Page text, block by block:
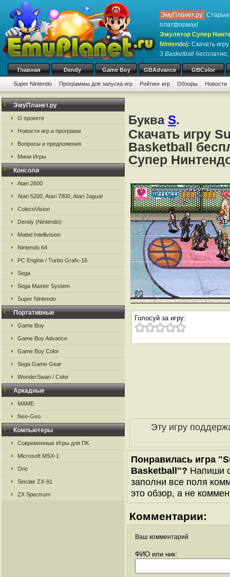
ЭмуПланет.ру: Старые
платформах!
Эмулятор Супер
Nintendo): Скачать игру
3 Basketball бесплатно,
Главная Dendy Game Boy GBAdvance GBColor
Super Nintendo Программы для запуска игр Рейтинг игр Обзоры Новости
Игры: # A B C D E F G H I
ЭмуПланет.ру
О проекте
Новости игр и программ
Вопросы и предложения
Мини Игры
Консоли
Atari 2600
Atari 5200, Atari 7800, Atari Jaguar
ColecoVision
Dendy (Nintendo)
Mattel Intellivision
Nintendo 64
PC Engine / Turbo Grafx-16
Sega
Sega Master System
Super Nintendo
Портативные
Game Boy
Game Boy Advance
Game Boy Color
Sega Game Gear
WonderSwan / Color
Аркадные
MAME
Neo-Geo
Компьютеры
Современные Игры для ПК
Microsoft MSX-1
Oric
Sinclair ZX-81
ZX Spectrum
Буква S.
Скачать игру
Basketball
Супер
Голосуй за игру:
Эту игру
Понравилась игра
Basketball"? Напиши
заполни все поля
это обзор, а не
Комментарии:
Ваш комментарий
ФИО или ник: